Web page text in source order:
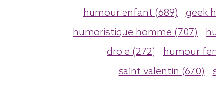
humour enfant (689)
geek
humoristique homme (707)
drole (272)
humour
saint valentin (670)